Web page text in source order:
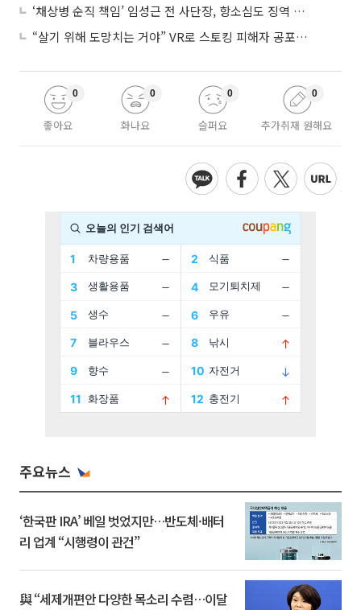
‘채상병 순직 책임’ 임성근 전 사단장, 항소심도 징역 3년
“살기 위해 도망치는 거야” VR로 스토킹 피해자 공포 마주한 수형자들
좋아요
0
화나요
0
슬퍼요
0
추가취재 원해요
0
주요뉴스
‘한국판 IRA’ 베일 벗었지만…반도체·배터
리 업계 “시행령이 관건”
與 “세제개편안 다양한 목소리 수렴…이달